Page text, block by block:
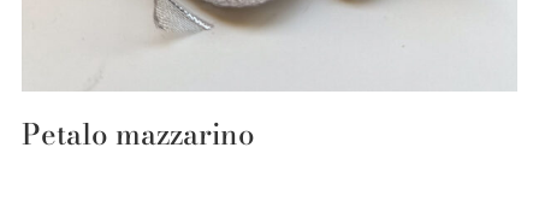
Petalo mazzarino